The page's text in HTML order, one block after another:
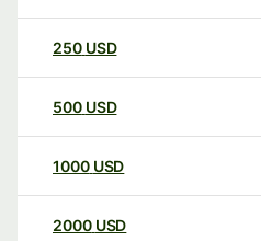
250 USD
500 USD
1000 USD
2000 USD